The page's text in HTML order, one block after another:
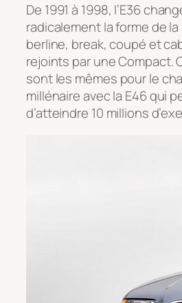
De 1991 à 1998, l’E36
radicalement la forme de la
berline, break, coupé et
rejoints par une Compact.
sont les mêmes pour le
millénaire avec la E46 qui
d’atteindre 10 millions